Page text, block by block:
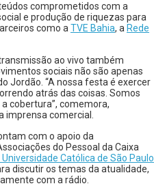
comprometidos com a
e produção de riquezas para
como a TVE Bahia, a Rede
ao vivo também
sociais não são apenas
Jordão. “A nossa festa é exercer
atrás das coisas. Somos
cobertura”, comemora,
comercial.
com o apoio da
do Pessoal da Caixa
Católica de São Paulo
discutir os temas da atualidade,
com a rádio.